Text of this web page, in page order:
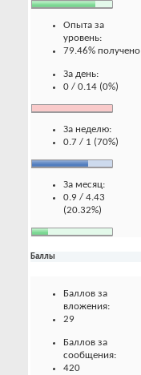
Опыта за
уровень:
79.46% получено
За день:
0 / 0.14 (0%)
За неделю:
0.7 / 1 (70%)
За месяц:
0.9 / 4.43
(20.32%)
Баллы
Баллов за
вложения:
29
Баллов за
сообщения:
420